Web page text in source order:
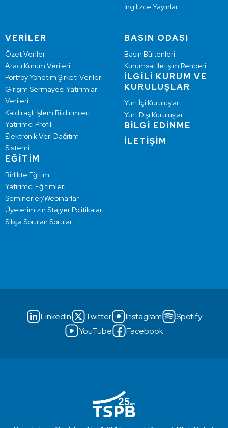
İngilizce Yayınlar
VERİLER
Özet Veriler
Aracı Kurum Verileri
Portföy Yönetim Şirketi Verileri
Girişim Sermayesi Yatırımları
Verileri
Kaldıraçlı İşlem Bildirimleri
Yatırımcı Profili
Elektronik Veri Dağıtım
Sistemi
EĞİTİM
Birlikte Eğitim
Yatırımcı Eğitimleri
Seminerler/Webinarlar
Üyelerimizin Stajyer Politikaları
Sıkça Sorulan Sorular
BASIN ODASI
Basın Bültenleri
Kurumsal İletişim Rehberi
İLGİLİ KURUM VE
KURULUŞLAR
Yurt İçi Kuruluşlar
Yurt Dışı Kuruluşlar
BİLGİ EDİNME
İLETİŞİM
LinkedIn Twitter Instagram
Spotify
YouTube
Facebook